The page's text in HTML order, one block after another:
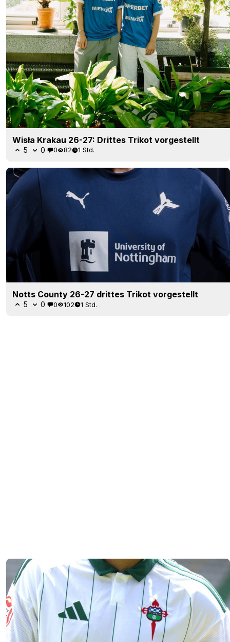
Wisła Krakau 26-27: Drittes Trikot vorgestellt
5 0 0 82 1 Std.
Notts County 26-27 drittes Trikot vorgestellt
5 0 0 102 1 Std.